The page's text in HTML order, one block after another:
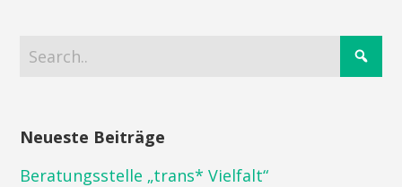
Neueste Beiträge
Beratungsstelle „trans* Vielfalt“